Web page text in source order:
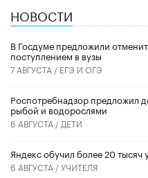
НОВОСТИ
В Госдуме предложили
поступлением в вузы
7 АВГУСТА / ЕГЭ И ОГЭ
Роспотребнадзор предложил
рыбой и водорослями
6 АВГУСТА / ДЕТИ
​Яндекс обучил более 20 тысяч
6 АВГУСТА /УЧИТЕЛЯ